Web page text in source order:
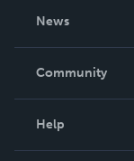
News
In The News
Community
Help